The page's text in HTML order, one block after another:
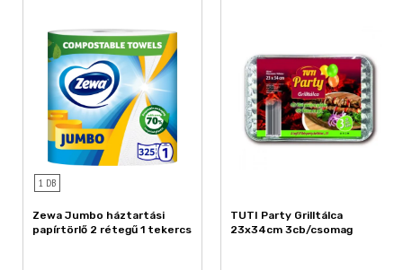
1 DB
Zewa Jumbo háztartási
papírtörlő 2 rétegű 1 tekercs
TUTI Party Grilltálca
23x34cm 3cb/csomag